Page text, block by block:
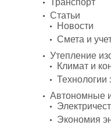
Транспорт
Статьи
Новости
Смета и
Утепление
Климат и
Автономные
Экономия